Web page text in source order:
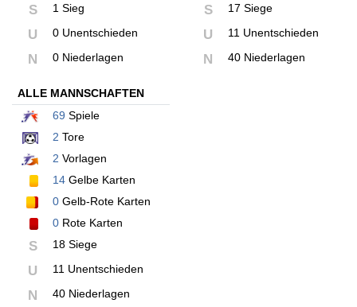
S 1 Sieg
U 0 Unentschieden
N 0 Niederlagen
S 17 Siege
U 11 Unentschieden
N 40 Niederlagen
ALLE MANNSCHAFTEN
69 Spiele
2 Tore
2 Vorlagen
14 Gelbe Karten
0 Gelb-Rote Karten
0 Rote Karten
S 18 Siege
U 11 Unentschieden
N 40 Niederlagen